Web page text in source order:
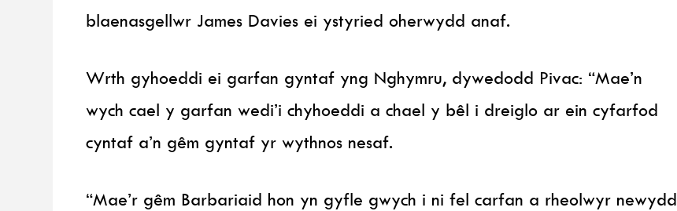
blaenasgellwr James Davies ei ystyried oherwydd anaf.
Wrth gyhoeddi ei garfan gyntaf yng Nghymru, dywedodd Pivac: “Mae’n
wych cael y garfan wedi’i chyhoeddi a chael y bêl i dreiglo ar ein cyfarfod
cyntaf a’n gêm gyntaf yr wythnos nesaf.
“Mae’r gêm Barbariaid hon yn gyfle gwych i ni fel carfan a rheolwyr newydd